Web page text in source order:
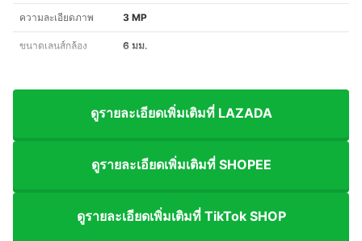
ความละเอียดภาพ 3 MP
ขนาดเลนส์กล้อง 6 มม.
ดูรายละเอียดเพิ่มเติมที่ LAZADA
ดูรายละเอียดเพิ่มเติมที่ SHOPEE
ดูรายละเอียดเพิ่มเติมที่ TikTok SHOP